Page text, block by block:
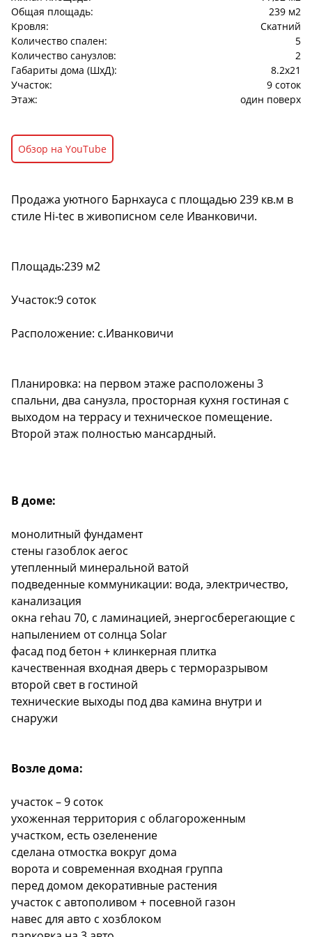
Общая площадь:
239 м2
Кровля:
Скатний
Количество спален:
5
Количество санузлов:
2
Габариты дома (ШхД):
8.2x21
Участок:
9 соток
Этаж:
один поверх
Обзор на YouTube
Description
Продажа уютного Барнхауса с площадью 239 кв.м в
стиле Hi-tec в живописном селе Иванковичи.
Площадь:239 м2
Участок:9 соток
Расположение: с.Иванковичи
Планировка: на первом этаже расположены 3
спальни, два санузла, просторная кухня гостиная с
выходом на террасу и техническое помещение.
Второй этаж полностью мансардный.
В доме:
монолитный фундамент
стены газоблок aeroc
утепленный минеральной ватой
подведенные коммуникации: вода, электричество,
канализация
окна rehau 70, с ламинацией, энергосберегающие с
напылением от солнца Solar
фасад под бетон + клинкерная плитка
качественная входная дверь с терморазрывом
второй свет в гостиной
технические выходы под два камина внутри и
снаружи
Возле дома:
участок – 9 соток
ухоженная территория с облагороженным
участком, есть озеленение
сделана отмостка вокруг дома
ворота и современная входная группа
перед домом декоративные растения
участок с автополивом + посевной газон
навес для авто с хозблоком